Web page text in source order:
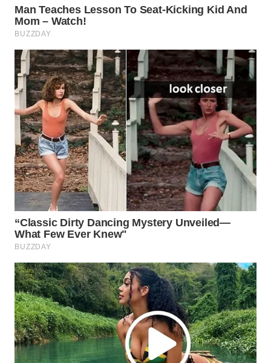
WN
LABUANBAJO
WN
BORNEO
Wahana
Media
Group
WAHANA
NEWS
WAHANA
TANI
WAHANA
ADVOKAT
WAHANA
INFRASTRUKTUR
WAHANA
KONSUMEN